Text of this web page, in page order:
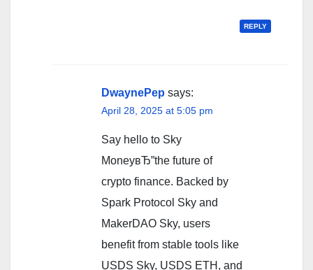
REPLY
DwaynePep says:
April 28, 2025 at 5:05 pm
Say hello to Sky
MoneyвЂ”the future of
crypto finance. Backed by
Spark Protocol Sky and
MakerDAO Sky, users
benefit from stable tools like
USDS Sky, USDS ETH, and